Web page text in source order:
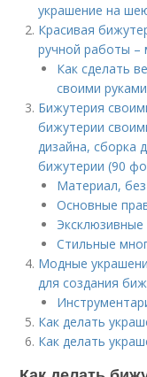
украшение на
Красивая
ручной работы –
Как сделать
своими
Бижутерия
бижутерии
дизайна, сборка
бижутерии (90
Материал,
Основные
Стильные
Модные
для создания
Как делать
Как делать